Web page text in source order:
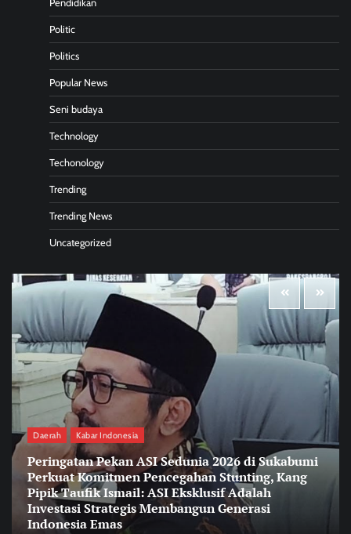
Pendidikan
Politic
Politics
Popular News
Seni budaya
Technology
Techonology
Trending
Trending News
Uncategorized
Daerah Kabar Indonesia
Peringatan Pekan ASI Sedunia 2026 di Sukabumi
Perkuat Komitmen Pencegahan Stunting, Kang
Pipik Taufik Ismail: ASI Eksklusif Adalah
Investasi Strategis Membangun Generasi
Indonesia Emas